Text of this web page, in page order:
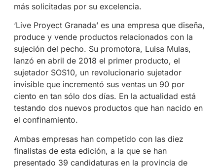
más solicitadas por su excelencia.
‘Live Proyect Granada’ es una empresa que diseña,
produce y vende productos relacionados con la
sujeción del pecho. Su promotora, Luisa Mulas,
lanzó en abril de 2018 el primer producto, el
sujetador SOS10, un revolucionario sujetador
invisible que incrementó sus ventas un 90 por
ciento en tan sólo dos días. En la actualidad está
testando dos nuevos productos que han nacido en
el confinamiento.
Ambas empresas han competido con las diez
finalistas de esta edición, a la que se han
presentado 39 candidaturas en la provincia de